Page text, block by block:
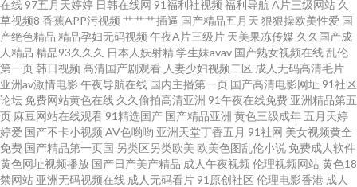
成人毛片 亚洲精品一区瑟瑟后入 av亚洲天堂资源网站 欧美a在观看 91海角视
频 国产草逼视频 在线啊V最新 国产精品欧美在线网址 五月婷婷香 97人人干
91九色黄色视频 91白丝喷水自慰网站 欧洲www视频 亚洲成人黄色网址 麻豆
视频爱豆传媒 97视频欧美 人人操b 91激情双飞 国产精品极品久久 东方AV在
线正在进入 日韩人妻免费 91蜜臀不卡 黑丝探花 91麻豆视频新地址 九九丁香
在线 97五月天婷婷 日韩在线网 91福利社视频 福利导航 A片三级网站 久
草视频8 香蕉APP污视频 艹艹艹插逼 国产精品五月天 狠狠操欧美性爱 国
产绝色精品 精品孕妇无码视频 午夜A片三级片 天美果冻传媒 久久国产成
人精品 精品93久久久 日本人妖射精学生妹avav 国产熟女视频在线乱伦
第一页韩日视频 高清国产剧观看 人妻少妇视频二区 成人无码高清毛片
亚洲av激情电影 午夜导航在线 国内主播第一页 国产高清电影网址 91社区
论坛 免费网站黄色在线 久久偷拍高清亚洲 91午夜在线免费 亚洲精品第五
页 麻豆网站在线观看 91精选国产 国产精品亚洲 黄色三级成年 五月天婷
婷爱 国产不卡小视频 AV色哟哟 亚洲天堂丁香五月 91社网 美女视频黄全
免费 国产精品第一页国 另类区另类欧美 欧美色图乱伦小说 免费成人软件
黄色网址视频播放 国产日产美产精品 成人午夜视频 伦理视频网站黄色18
禁网站 亚洲无码视频在线 成人无码看片 91原创社区 伦理电影香港 成人